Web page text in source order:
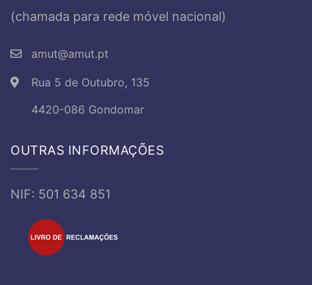
(chamada para rede móvel nacional)
amut@amut.pt
Rua 5 de Outubro, 135
4420-086 Gondomar
OUTRAS INFORMAÇÕES
NIF: 501 634 851